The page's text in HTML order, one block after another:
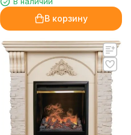
В корзину